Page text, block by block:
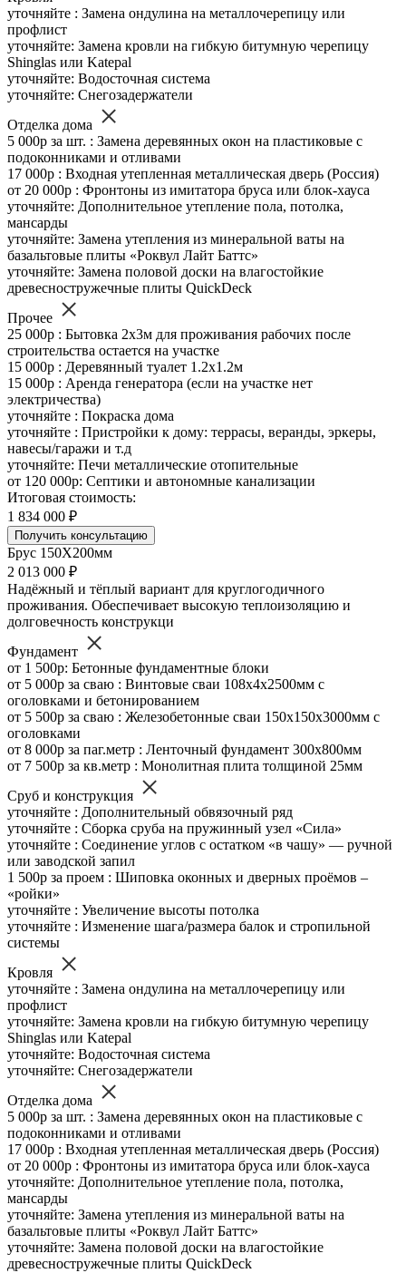
уточняйте : Замена ондулина на металлочерепицу или
профлист
уточняйте: Замена кровли на гибкую битумную черепицу
Shinglas или Katepal
уточняйте: Водосточная система
уточняйте: Снегозадержатели
Отделка дома
5 000р за шт. : Замена деревянных окон на пластиковые с
подоконниками и отливами
17 000р : Входная утепленная металлическая дверь (Россия)
от 20 000р : Фронтоны из имитатора бруса или блок-хауса
уточняйте: Дополнительное утепление пола, потолка,
мансарды
уточняйте: Замена утепления из минеральной ваты на
базальтовые плиты «Роквул Лайт Баттс»
уточняйте: Замена половой доски на влагостойкие
древесностружечные плиты QuickDeck
Прочее
25 000р : Бытовка 2х3м для проживания рабочих после
строительства остается на участке
15 000р : Деревянный туалет 1.2х1.2м
15 000р : Аренда генератора (если на участке нет
электричества)
уточняйте : Покраска дома
уточняйте : Пристройки к дому: террасы, веранды, эркеры,
навесы/гаражи и т.д
уточняйте: Печи металлические отопительные
от 120 000р: Септики и автономные канализации
Итоговая стоимость:
1 834 000 ₽
Получить консультацию
Брус 150Х200мм
2 013 000 ₽
Надёжный и тёплый вариант для круглогодичного
проживания. Обеспечивает высокую теплоизоляцию и
долговечность конструкци
Фундамент
от 1 500р: Бетонные фундаментные блоки
от 5 000р за сваю : Винтовые сваи 108х4х2500мм с
оголовками и бетонированием
от 5 500р за сваю : Железобетонные сваи 150х150х3000мм с
оголовками
от 8 000р за паг.метр : Ленточный фундамент 300х800мм
от 7 500р за кв.метр : Монолитная плита толщиной 25мм
Сруб и конструкция
уточняйте : Дополнительный обвязочный ряд
уточняйте : Сборка сруба на пружинный узел «Сила»
уточняйте : Соединение углов с остатком «в чашу» — ручной
или заводской запил
1 500р за проем : Шиповка оконных и дверных проёмов –
«ройки»
уточняйте : Увеличение высоты потолка
уточняйте : Изменение шага/размера балок и стропильной
системы
Кровля
уточняйте : Замена ондулина на металлочерепицу или
профлист
уточняйте: Замена кровли на гибкую битумную черепицу
Shinglas или Katepal
уточняйте: Водосточная система
уточняйте: Снегозадержатели
Отделка дома
5 000р за шт. : Замена деревянных окон на пластиковые с
подоконниками и отливами
17 000р : Входная утепленная металлическая дверь (Россия)
от 20 000р : Фронтоны из имитатора бруса или блок-хауса
уточняйте: Дополнительное утепление пола, потолка,
мансарды
уточняйте: Замена утепления из минеральной ваты на
базальтовые плиты «Роквул Лайт Баттс»
уточняйте: Замена половой доски на влагостойкие
древесностружечные плиты QuickDeck